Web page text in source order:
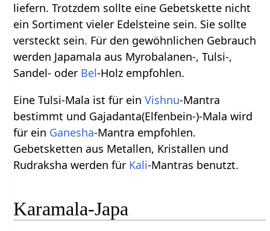
liefern. Trotzdem sollte eine Gebetskette nicht
ein Sortiment vieler Edelsteine sein. Sie sollte
versteckt sein. Für den gewöhnlichen Gebrauch
werden Japamala aus Myrobalanen-, Tulsi-,
Sandel- oder Bel-Holz empfohlen.
Eine Tulsi-Mala ist für einVishnu-Mantra
bestimmt und Gajadanta(Elfenbein-)-Mala wird
für ein Ganesha-Mantra empfohlen.
Gebetsketten aus Metallen, Kristallen und
Rudraksha werden für Kali-Mantras benutzt.
Karamala-Japa